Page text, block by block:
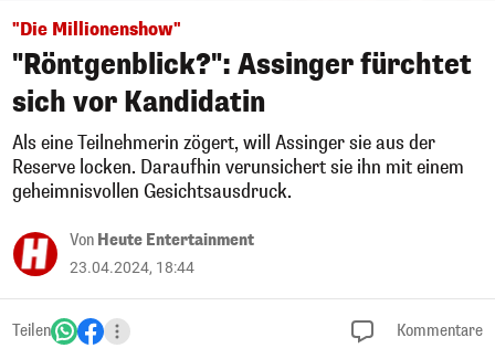
"Die Millionenshow"
"Röntgenblick?": Assinger fürchtet
sich vor Kandidatin
Als eine Teilnehmerin zögert, will Assinger sie aus der
Reserve locken. Daraufhin verunsichert sie ihn mit einem
geheimnisvollen Gesichtsausdruck.
Von Heute Entertainment
23.04.2024, 18:44
Teilen Kommentare